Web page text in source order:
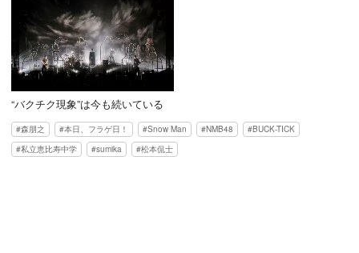
“バクチク現象”は今も続いている
森朋之 本日、フラゲ日！ Snow Man NMB48
BUCK-TICK
私立恵比寿中学
sumika 松本侃士